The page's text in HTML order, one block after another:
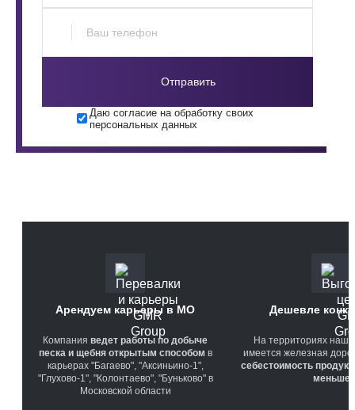
Отправить
Даю согласие на обработку своих
персональных данных
Арендуем карьеры в МО
Компания ведет работы по добыче
песка и щебня открытым способом в
карьерах "Багаево", "Аксиньино-1",
"Глухово-1", "Колонтаево", "Буньково" в
Московской области
Дешевле
На территориях
имеется железная
себестоимость
меньше